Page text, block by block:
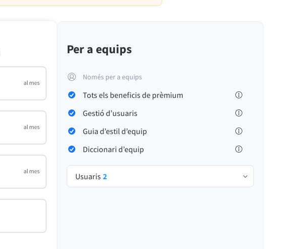
Privacitat
al mes
al mes
al mes
Per a equips
Només per a equips
Tots els beneficis de prèmium
Gestió d’usuaris
Guia d’estil d’equip
Diccionari d’equip
Usuaris 2